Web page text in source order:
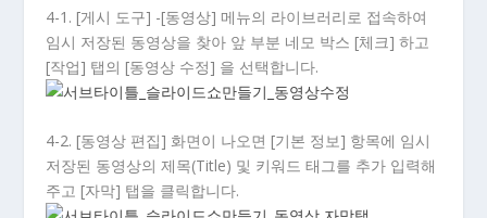
4-1. [게시 도구] -[동영상] 메뉴의 라이브러리로 접속하여
임시 저장된 동영상을 찾아 앞 부분 네모 박스 [체크] 하고
[작업] 탭의 [동영상 수정] 을 선택합니다.
4-2. [동영상 편집] 화면이 나오면 [기본 정보] 항목에 임시
저장된 동영상의 제목(Title) 및 키워드 태그를 추가 입력해
주고 [자막] 탭을 클릭합니다.